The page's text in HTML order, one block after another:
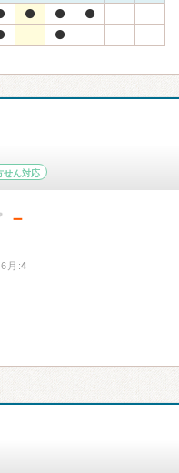
せん対応
－
:4